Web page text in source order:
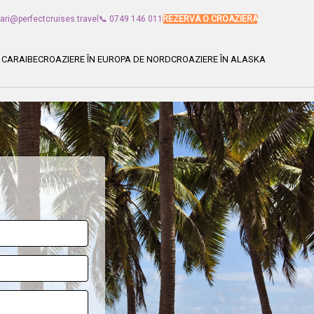
📞 0749 146 011 REZERVA O CROAZIERA
CROAZIERE ÎN EUROPA DE NORDCROAZIERE ÎN ALASKA